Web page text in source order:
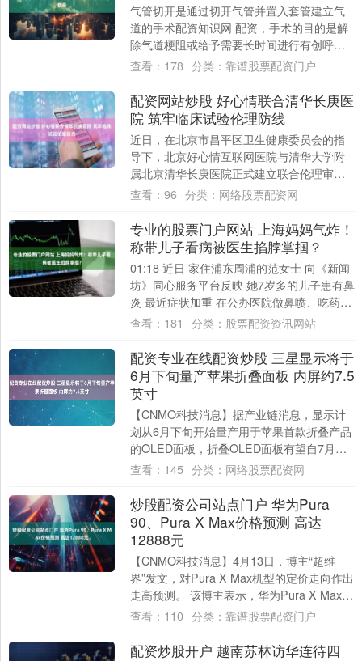
气管切开是通过切开气管并置入套管建立气
道的手术配资知识网 配资，手术的目的是解
除气道梗阻或给予需要长时间进行有创呼吸
机支持患者建立安全、舒适、通畅的气道通
查看： 178 分类： 靠谱股票配资门户
配资网站炒股 好心情联合清华长庚医
院 筑牢临床试验伦理防线
近日，在北京市昌平区卫生健康委员会的指
导下，北京好心情互联网医院与清华大学附
属北京清华长庚医院正式建立联合伦理审查
制度。根据合作约定，清华长庚医院伦理委
查看： 96 分类： 网络股票配资网
专业的股票门户网站 上海妈妈气炸！
称带儿子看病被医生掐脖掌掴？
01:18 近日 家住浦东周浦的范女士 向《新闻
坊》同心服务平台反映 她7岁多的儿子患有鼻
炎 最近症状加重 在公办医院做鼻喷、吃药效
果不佳 于是上个月 她带儿子....
查看： 181 分类： 股票配资资讯网站
配资专业在线配资炒股 三星显示将于
6月下旬量产苹果折叠面板 内屏约7.5
英寸
【CNMO科技消息】据产业链消息，显示计
划从6月下旬开始量产用于苹果首款折叠产品
的OLED面板，折叠OLED面板有望自7月起
出货。业内人士称，相比此前市场预期的....
查看： 145 分类： 网络股票配资网
炒股配资公司站点门户 华为Pura
90、Pura X Max价格预测 高达
12888元
【CNMO科技消息】4月13日，博主“超维
界”发文，对Pura X Max机型的定价走向作出
走高预测。 该博主表示，华为Pura X Max的
核心定位是填补万元....
查看： 110 分类： 靠谱股票配资门户
配资炒股开户 越南苏林访华连待四